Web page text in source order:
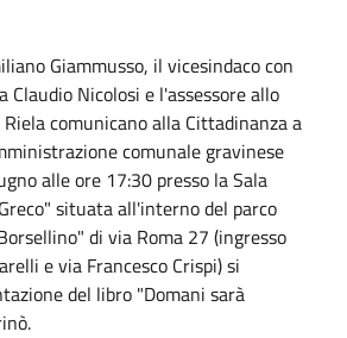
Giammusso, il vicesindaco con
Claudio Nicolosi e l'assessore allo
comunicano alla Cittadinanza a
comunale gravinese
alle ore 17:30 presso la Sala
situata all'interno del parco
di via Roma 27 (ingresso
e via Francesco Crispi) si
del libro "Domani sarà